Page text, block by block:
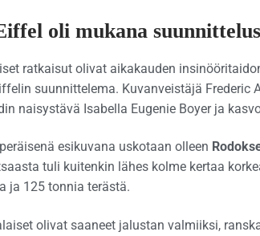
oli mukana
ratkaisut olivat aikakauden
suunnittelema. Kuvanveistäjä
naisystävä Isabella Eugenie Boyer ja
esikuvana uskotaan olleen
tuli kuitenkin lähes kolme kertaa
ja 125 tonnia terästä.
olivat saaneet jalustan valmiiksi,